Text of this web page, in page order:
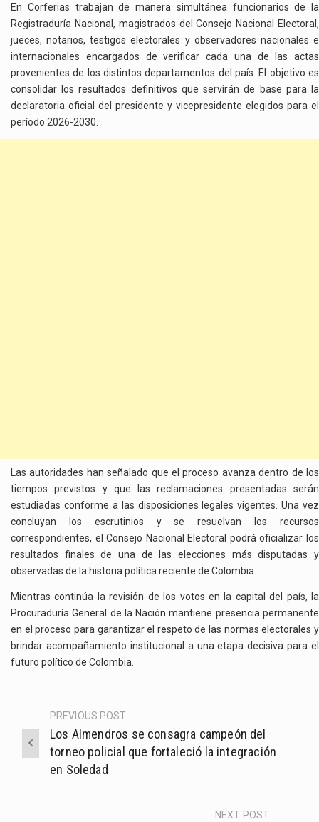
En Corferias trabajan de manera simultánea funcionarios de la
Registraduría Nacional, magistrados del Consejo Nacional Electoral,
jueces, notarios, testigos electorales y observadores nacionales e
internacionales encargados de verificar cada una de las actas
provenientes de los distintos departamentos del país. El objetivo es
consolidar los resultados definitivos que servirán de base para la
declaratoria oficial del presidente y vicepresidente elegidos para el
período 2026-2030.
Las autoridades han señalado que el proceso avanza dentro de los
tiempos previstos y que las reclamaciones presentadas serán
estudiadas conforme a las disposiciones legales vigentes. Una vez
concluyan los escrutinios y se resuelvan los recursos
correspondientes, el Consejo Nacional Electoral podrá oficializar los
resultados finales de una de las elecciones más disputadas y
observadas de la historia política reciente de Colombia.
Mientras continúa la revisión de los votos en la capital del país, la
Procuraduría General de la Nación mantiene presencia permanente
en el proceso para garantizar el respeto de las normas electorales y
brindar acompañamiento institucional a una etapa decisiva para el
futuro político de Colombia.
Post
navigation
PREVIOUS POST
Los Almendros se consagra campeón del
torneo policial que fortaleció la integración
en Soledad
NEXT POST